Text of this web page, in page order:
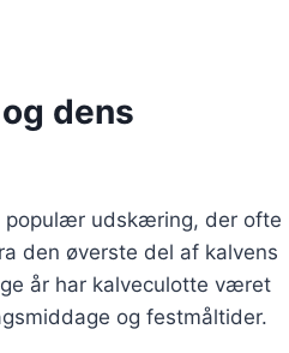
dens
populær udskæring, der ofte
den øverste del af kalvens
år har kalveculotte været
og festmåltider.